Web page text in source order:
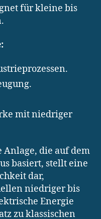
für kleine bis
mit niedriger
Anlage, die auf dem
basiert, stellt eine
dar,
niedriger bis
Energie
zu klassischen